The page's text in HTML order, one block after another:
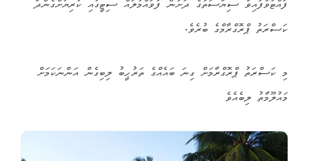
ފައްޓަވާފައިވާ ސިޔާސަތުގެ ދަށުން ފުވައްމުލައް ސިޓީގައި ކުރިޔަށްގެންދާ
ކަސްރަތު ޕްރޮގްރާމްގެ ބުރެވެ.
މި ކަސްރަތު ޕްރޮގްރާމަށް ގިނަ ބައެއްގެ ތަރުޙީބު ލިބިގެން އަންނަކަމަށް
މައުލޫމާތު ލިބެއެވެ